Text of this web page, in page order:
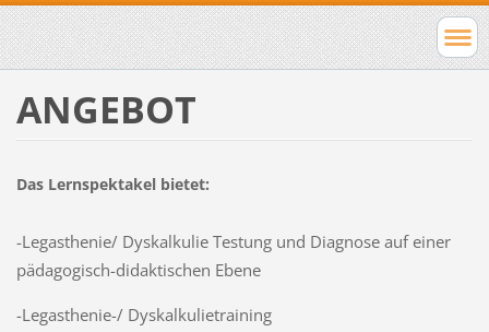
ANGEBOT
Das Lernspektakel bietet:
-Legasthenie/ Dyskalkulie Testung und Diagnose auf einer
pädagogisch-didaktischen Ebene
-Legasthenie-/ Dyskalkulietraining